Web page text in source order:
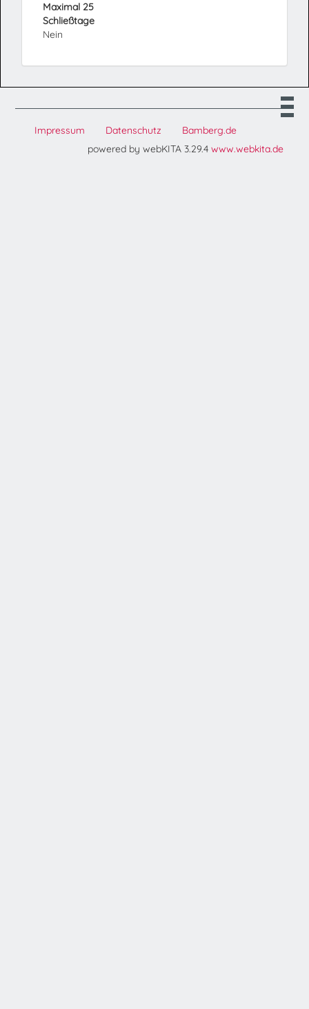
Maximal 25
Schließtage
Nein
Impressum Datenschutz
Bamberg.de
powered by webKITA 3.29.4 www.webkita.de